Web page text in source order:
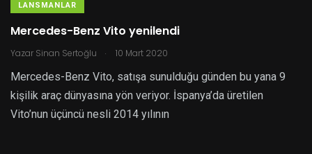
LANSMANLAR
Mercedes-Benz Vito yenilendi
Yazar Sinan Sertoğlu . 10 Mart 2020
Mercedes-Benz Vito, satışa sunulduğu günden bu yana 9
kişilik araç dünyasına yön veriyor. İspanya’da üretilen
Vito’nun üçüncü nesli 2014 yılının